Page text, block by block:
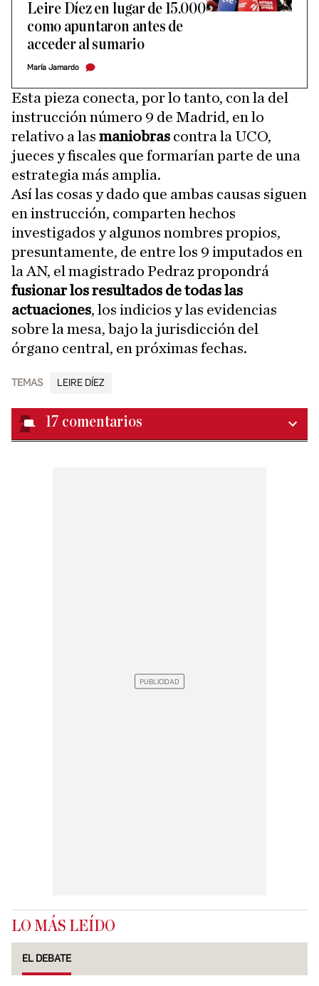
Leire Díez en lugar de 15.000
como apuntaron antes de
acceder al sumario
María Jamardo
Esta pieza conecta, por lo tanto, con la del
instrucción número 9 de Madrid, en lo
relativo a las maniobras contra la UCO,
jueces y fiscales que formarían parte de una
estrategia más amplia.
Así las cosas y dado que ambas causas siguen
en instrucción, comparten hechos
investigados y algunos nombres propios,
presuntamente, de entre los 9 imputados en
la AN, el magistrado Pedraz propondrá
fusionar los resultados de todas las
actuaciones, los indicios y las evidencias
sobre la mesa, bajo la jurisdicción del
órgano central, en próximas fechas.
TEMAS LEIRE DÍEZ
17 comentarios
LO MÁS LEÍDO
EL DEBATE